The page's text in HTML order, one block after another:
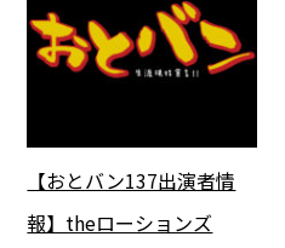
【おとバン137出演者情
報】theローションズ